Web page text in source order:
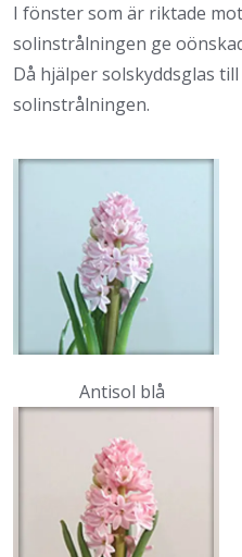
I fönster som är riktade
solinstrålningen ge
Då hjälper solskyddsglas
solinstrålningen.
Antisol blå